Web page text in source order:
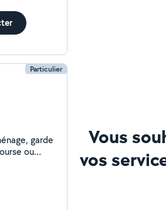
Particulier
garde
ou
Vous
vos